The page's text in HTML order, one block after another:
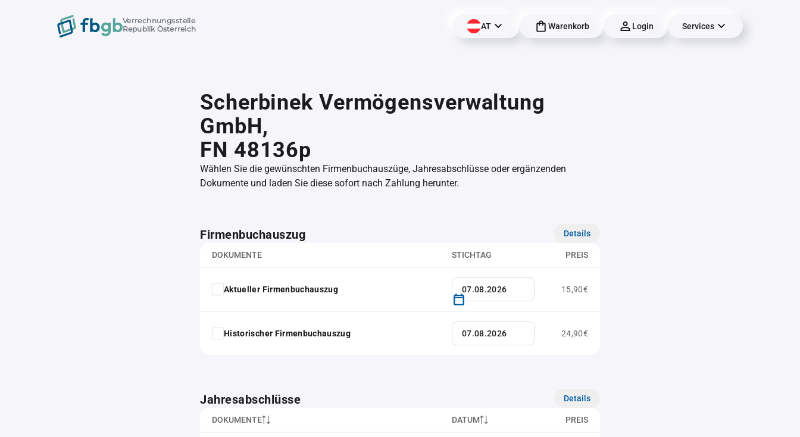
Verrechnungsstelle
Republik Österreich
AT Warenkorb Login Services
Scherbinek Vermögensverwaltung
GmbH,
FN 48136p
Wählen Sie die gewünschten Firmenbuchauszüge, Jahresabschlüsse oder ergänzenden
Dokumente und laden Sie diese sofort nach Zahlung herunter.
Firmenbuchauszug Details
DOKUMENTE STICHTAG PREIS
Aktueller Firmenbuchauszug 15,90€
Historischer Firmenbuchauszug 24,90€
Jahresabschlüsse Details
DOKUMENTE DATUM PREIS